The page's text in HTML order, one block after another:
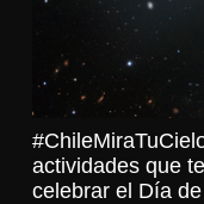
actividades que
celebrar el Día